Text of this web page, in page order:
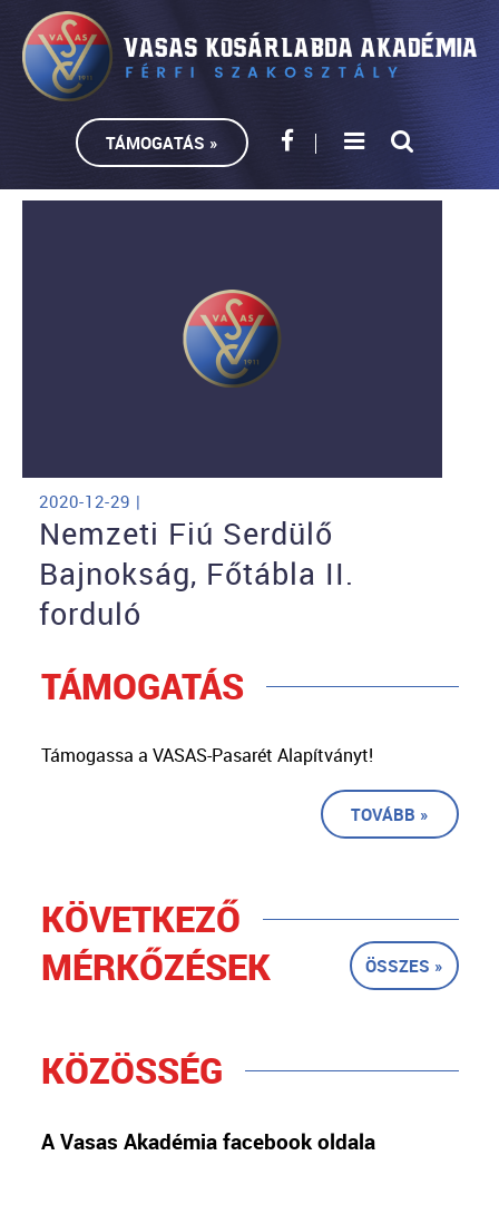
TÁMOGATÁS »
2020-12-29 |
Nemzeti Fiú Serdülő
Bajnokság, Főtábla II.
forduló
TÁMOGATÁS
Támogassa a VASAS-Pasarét Alapítványt!
TOVÁBB »
KÖVETKEZŐ
MÉRKŐZÉSEK
ÖSSZES »
KÖZÖSSÉG
A Vasas Akadémia facebook oldala